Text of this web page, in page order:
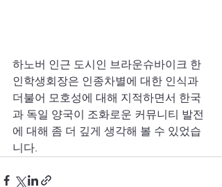
하노버 인근 도시인 브라운슈바이크 한
인학생회장은 인종차별에 대한 인식과
더불어 모호성에 대해 지적하면서 한국
과 독일 양국이 조화로운 커뮤니티 발전
에 대해 좀 더 깊게 생각해 볼 수 있었습
니다.